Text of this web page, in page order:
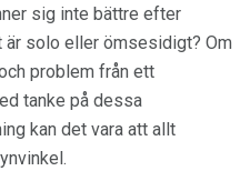
sig inte bättre efter
solo eller ömsesidigt? Om
problem från ett
tanke på dessa
kan det vara att allt